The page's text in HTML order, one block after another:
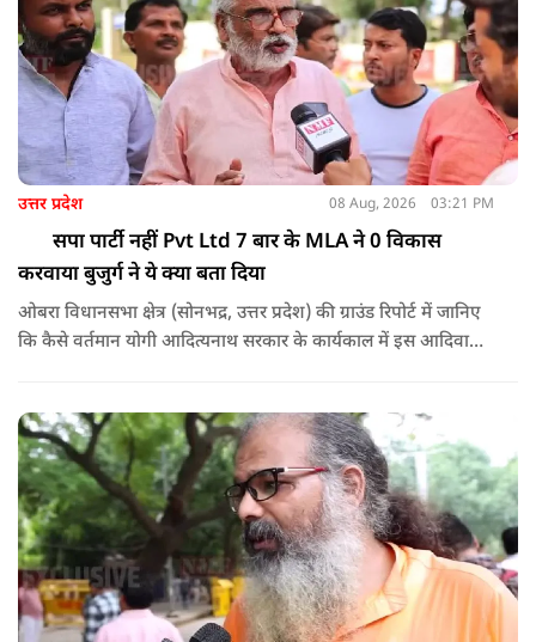
उत्तर प्रदेश 08 Aug, 2026 03:21 PM
सपा पार्टी नहीं Pvt Ltd 7 बार के MLA ने 0 विकास
करवाया बुजुर्ग ने ये क्या बता दिया
ओबरा विधानसभा क्षेत्र (सोनभद्र, उत्तर प्रदेश) की ग्राउंड रिपोर्ट में जानिए
कि कैसे वर्तमान योगी आदित्यनाथ सरकार के कार्यकाल में इस आदिवासी
अब सड़कों, पुलों, स्कूलों और अस्पतालों का निर्माण तेजी से हुआ है।